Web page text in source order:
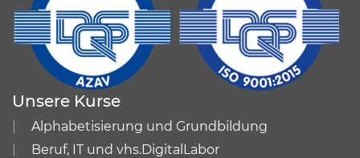
Unsere Kurse
Alphabetisierung und Grundbildung
Beruf, IT und vhs.DigitalLabor